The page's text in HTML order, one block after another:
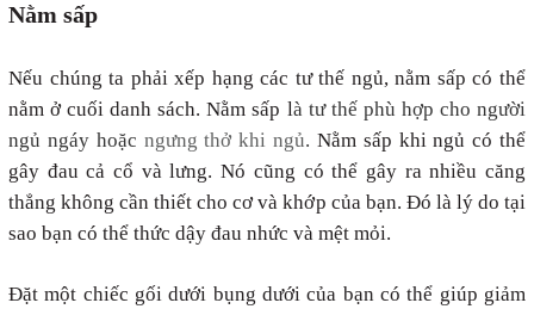
Nằm sấp
Nếu chúng ta phải xếp hạng các tư thế ngủ, nằm sấp có thể
nằm ở cuối danh sách. Nằm sấp là tư thế phù hợp cho người
ngủ ngáy hoặc ngưng thở khi ngủ. Nằm sấp khi ngủ có thể
gây đau cả cổ và lưng. Nó cũng có thể gây ra nhiều căng
thẳng không cần thiết cho cơ và khớp của bạn. Đó là lý do tại
sao bạn có thể thức dậy đau nhức và mệt mỏi.
Đặt một chiếc gối dưới bụng dưới của bạn có thể giúp giảm